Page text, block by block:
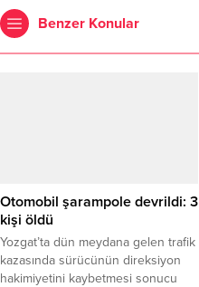
Benzer Konular
Otomobil şarampole devrildi: 3
kişi öldü
Yozgat’ta dün meydana gelen trafik
kazasında sürücünün direksiyon
hakimiyetini kaybetmesi sonucu